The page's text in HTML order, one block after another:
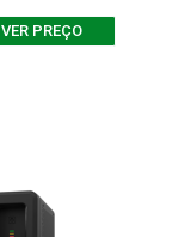
VER PREÇO